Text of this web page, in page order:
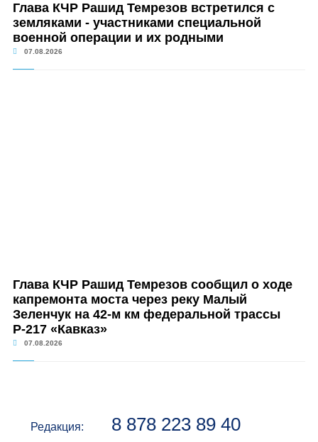
Глава КЧР Рашид Темрезов встретился с
земляками - участниками специальной
военной операции и их родными
07.08.2026
Глава КЧР Рашид Темрезов сообщил о ходе
капремонта моста через реку Малый
Зеленчук на 42-м км федеральной трассы
Р-217 «Кавказ»
07.08.2026
Редакция: 8 878 223 89 40